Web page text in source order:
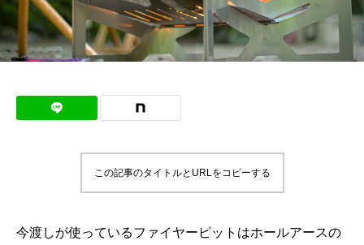
この記事のタイトルとURLをコピーする
今渡しが使っているファイヤーピットはホールアースの